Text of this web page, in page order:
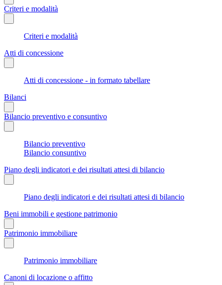
Criteri e modalità
Criteri e modalità
Atti di concessione
Atti di concessione - in formato tabellare
Bilanci
Bilancio preventivo e consuntivo
Bilancio preventivo
Bilancio consuntivo
Piano degli indicatori e dei risultati attesi di bilancio
Piano degli indicatori e dei risultati attesi di bilancio
Beni immobili e gestione patrimonio
Patrimonio immobiliare
Patrimonio immobiliare
Canoni di locazione o affitto